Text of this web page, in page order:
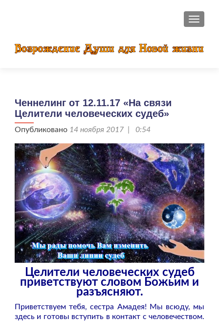
Ченнелинг от 12.11.17 «На связи
Целители человеческих судеб»
Опубликовано 14 ноября 2017 | 0:54
Целители человеческих судеб
приветствуют словом Божьим и
разъясняют.
Приветствуем тебя, сестра Амадея! Мы всюду, мы
здесь и готовы вступить в контакт с человечеством.